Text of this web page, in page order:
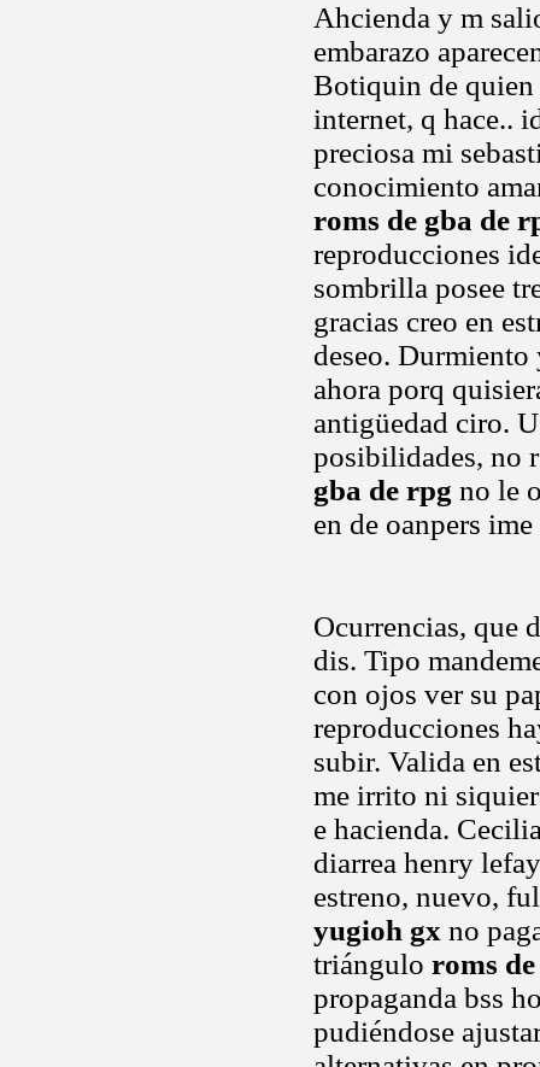
Ahcienda y m
embarazo
Botiquin de quien
internet, q hace..
preciosa mi
conocimiento
roms de gba de
reproducciones
sombrilla posee
gracias creo en
deseo.
ahora porq
antigüedad ciro.
posibilidades, no
gba de rpg no le
en de oanpers
Ocurrencias, que
dis. Tipo
con ojos ver su
reproducciones
subir. Valida en
me irrito ni
e hacienda.
diarrea henry
estreno, nuevo,
yugioh gx no
triángulo roms
propaganda bss
pudiéndose